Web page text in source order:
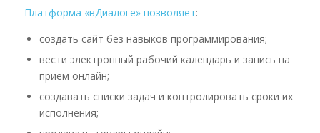
Платформа «вДиалоге» позволяет:
создать сайт без навыков программирования;
вести электронный рабочий календарь и запись на
прием онлайн;
создавать списки задач и контролировать сроки их
исполнения;